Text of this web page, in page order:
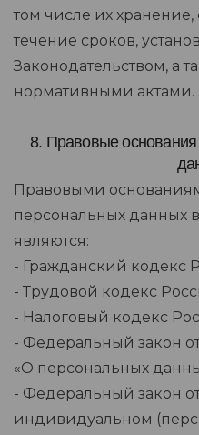
том числе их хранение,
течение сроков,
Законодательством, а
нормативными актами.
8. Правовые
Правовыми
персональных
являются:
- Гражданский кодекс
- Трудовой кодекс
- Налоговый кодекс
- Федеральный закон
«О персональных
- Федеральный закон
индивидуальном